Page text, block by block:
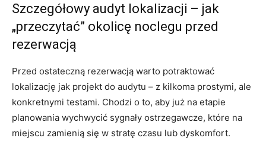
Szczegółowy audyt lokalizacji – jak
„przeczytać” okolicę noclegu przed
rezerwacją
Przed ostateczną rezerwacją warto potraktować
lokalizację jak projekt do audytu – z kilkoma prostymi, ale
konkretnymi testami. Chodzi o to, aby już na etapie
planowania wychwycić sygnały ostrzegawcze, które na
miejscu zamienią się w stratę czasu lub dyskomfort.